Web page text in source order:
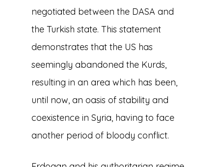
negotiated between the DASA and
the Turkish state. This statement
demonstrates that the US has
seemingly abandoned the Kurds,
resulting in an area which has been,
until now, an oasis of stability and
coexistence in Syria, having to face
another period of bloody conflict.